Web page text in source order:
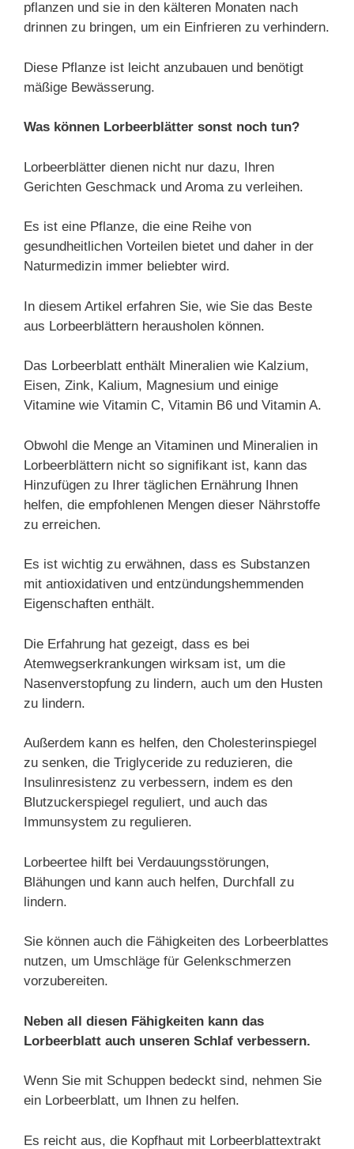
pflanzen und sie in den kälteren Monaten nach
drinnen zu bringen, um ein Einfrieren zu verhindern.
Diese Pflanze ist leicht anzubauen und benötigt
mäßige Bewässerung.
Was können Lorbeerblätter sonst noch tun?
Lorbeerblätter dienen nicht nur dazu, Ihren
Gerichten Geschmack und Aroma zu verleihen.
Es ist eine Pflanze, die eine Reihe von
gesundheitlichen Vorteilen bietet und daher in der
Naturmedizin immer beliebter wird.
In diesem Artikel erfahren Sie, wie Sie das Beste
aus Lorbeerblättern herausholen können.
Das Lorbeerblatt enthält Mineralien wie Kalzium,
Eisen, Zink, Kalium, Magnesium und einige
Vitamine wie Vitamin C, Vitamin B6 und Vitamin A.
Obwohl die Menge an Vitaminen und Mineralien in
Lorbeerblättern nicht so signifikant ist, kann das
Hinzufügen zu Ihrer täglichen Ernährung Ihnen
helfen, die empfohlenen Mengen dieser Nährstoffe
zu erreichen.
Es ist wichtig zu erwähnen, dass es Substanzen
mit antioxidativen und entzündungshemmenden
Eigenschaften enthält.
Die Erfahrung hat gezeigt, dass es bei
Atemwegserkrankungen wirksam ist, um die
Nasenverstopfung zu lindern, auch um den Husten
zu lindern.
Außerdem kann es helfen, den Cholesterinspiegel
zu senken, die Triglyceride zu reduzieren, die
Insulinresistenz zu verbessern, indem es den
Blutzuckerspiegel reguliert, und auch das
Immunsystem zu regulieren.
Lorbeertee hilft bei Verdauungsstörungen,
Blähungen und kann auch helfen, Durchfall zu
lindern.
Sie können auch die Fähigkeiten des Lorbeerblattes
nutzen, um Umschläge für Gelenkschmerzen
vorzubereiten.
Neben all diesen Fähigkeiten kann das
Lorbeerblatt auch unseren Schlaf verbessern.
Wenn Sie mit Schuppen bedeckt sind, nehmen Sie
ein Lorbeerblatt, um Ihnen zu helfen.
Es reicht aus, die Kopfhaut mit Lorbeerblattextrakt